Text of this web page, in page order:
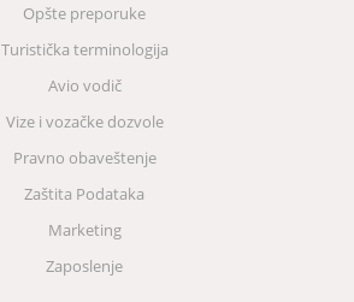
Opšte preporuke
Turistička terminologija
Avio vodič
Vize i vozačke dozvole
Pravno obaveštenje
Zaštita Podataka
Marketing
Zaposlenje